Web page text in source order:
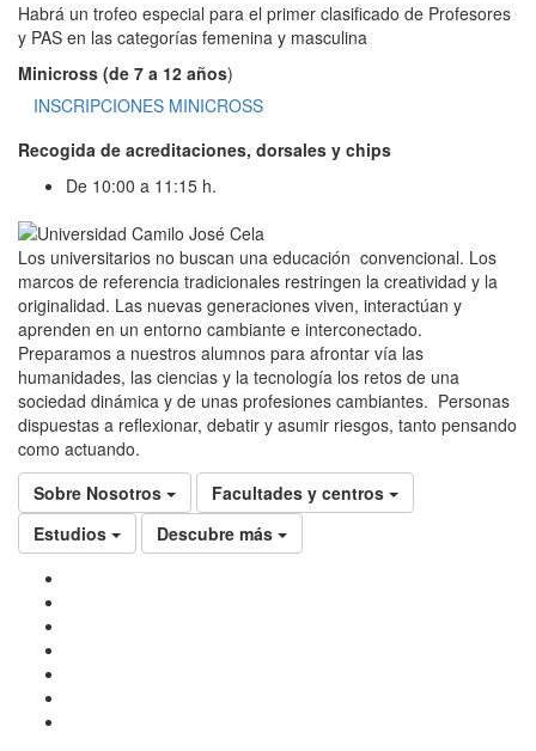
Habrá un trofeo especial para el primer clasificado de Profesores
y PAS en las categorías femenina y masculina
Minicross (de 7 a 12 años)
INSCRIPCIONES MINICROSS
Recogida de acreditaciones, dorsales y chips
De 10:00 a 11:15 h.
Los universitarios no buscan una educación convencional. Los
marcos de referencia tradicionales restringen la creatividad y la
originalidad. Las nuevas generaciones viven, interactúan y
aprenden en un entorno cambiante e interconectado.
Preparamos a nuestros alumnos para afrontar vía las
humanidades, las ciencias y la tecnología los retos de una
sociedad dinámica y de unas profesiones cambiantes. Personas
dispuestas a reflexionar, debatir y asumir riesgos, tanto pensando
como actuando.
Sobre Nosotros
Facultades y centros
Estudios
Descubre más